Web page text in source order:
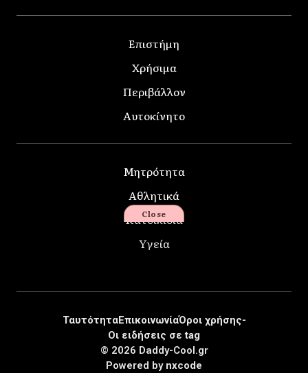
Επιστήμη
Χρήσιμα
Περιβάλλον
Αυτοκίνητο
Μητρότητα
Αθλητικά
Κατοικίδια
Υγεία
© 2026 Daddy-Cool.gr
ΤαυτότηταΕπικοινωνίαΌροι χρήσης-
Οι ειδήσεις σε tag
Powered by nxcode
Close